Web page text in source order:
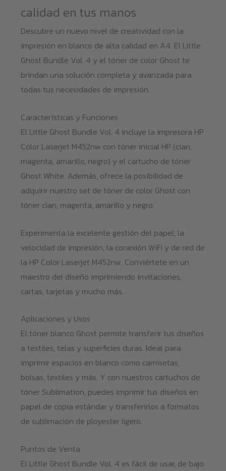
calidad en tus manos
Descubre un nuevo nivel de creatividad con la
impresión en blanco de alta calidad en A4. El Little
Ghost Bundle Vol. 4 y el tóner de color Ghost te
brindan una solución completa y avanzada para
todas tus necesidades de impresión.
Características y Funciones
El Little Ghost Bundle Vol. 4 incluye la impresora HP
Color Laserjet M452nw con tóner inicial HP (cian,
magenta, amarillo, negro) y el cartucho de tóner
Ghost White. Además, ofrece la posibilidad de
adquirir nuestro set de tóner de color Ghost con
tóner cian, magenta, amarillo y negro.
Experimenta la excelente gestión del papel, la
velocidad de impresión, la conexión WiFi y de red de
la HP Color Laserjet M452nw. Conviértete en un
maestro del diseño imprimiendo invitaciones,
cartas, tarjetas y mucho más.
Aplicaciones y Usos
El tóner blanco Ghost permite transferir tus diseños
a textiles, telas y superficies duras. Ideal para
imprimir espacios en blanco como camisetas,
bolsas, textiles y más. Y con nuestros cartuchos de
tóner Sublimation, puedes imprimir tus diseños en
papel de copia estándar y transferirlos a formatos
de sublimación de ployester ligero.
Puntos de Venta
El Little Ghost Bundle Vol. 4 es fácil de usar, de bajo